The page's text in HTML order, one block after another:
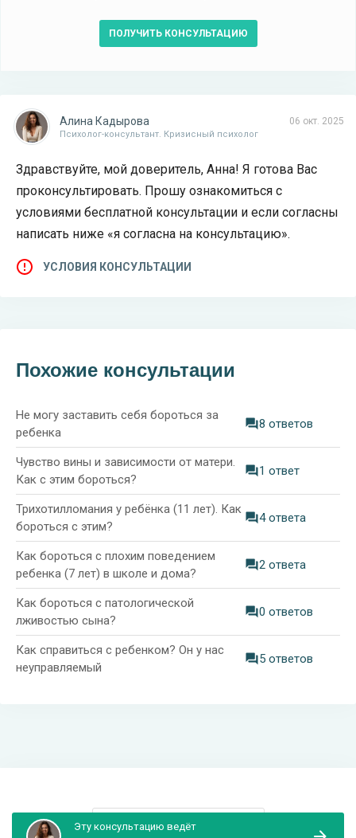
ПОЛУЧИТЬ КОНСУЛЬТАЦИЮ
06 окт. 2025
Алина Кадырова
Психолог-консультант. Кризисный психолог
Здравствуйте, мой доверитель, Анна! Я готова Вас
проконсультировать. Прошу ознакомиться с
условиями бесплатной консультации и если согласны
написать ниже «я согласна на консультацию».
УСЛОВИЯ КОНСУЛЬТАЦИИ
Похожие консультации
Не могу заставить себя бороться за
ребенка
8 ответов
Чувство вины и зависимости от матери.
Как с этим бороться?
1 ответ
Трихотилломания у ребёнка (11 лет). Как
бороться с этим?
4 ответа
Как бороться с плохим поведением
ребенка (7 лет) в школе и дома?
2 ответа
Как бороться с патологической
лживостью сына?
0 ответов
Как справиться с ребенком? Он у нас
неуправляемый
5 ответов
Эту консультацию ведёт